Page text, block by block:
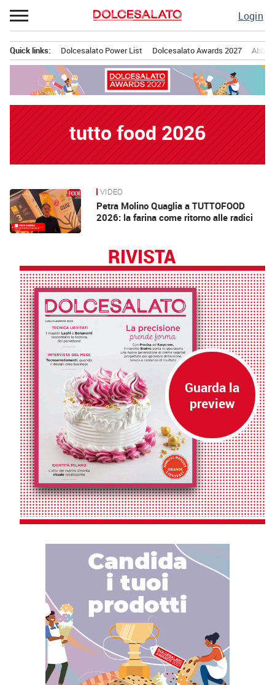
Passa
al
Login
principale
Quick links: Dolcesalato Power List Dolcesalato Awards 2027
tutto food 2026
News VIDEO
Petra Molino Quaglia a TUTTOFOOD
2026: la farina come ritorno alle radici
RIVISTA